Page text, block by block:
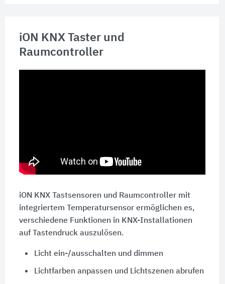
iON KNX Taster und
Raumcontroller
iON KNX Tastsensoren und Raumcontroller mit
integriertem Temperatursensor ermöglichen es,
verschiedene Funktionen in KNX-Installationen
auf Tastendruck auszulösen.
Licht ein-/ausschalten und dimmen
Lichtfarben anpassen und Lichtszenen abrufen